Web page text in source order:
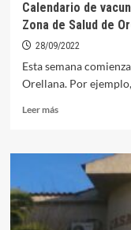
Calendario de
Zona de Salud de
28/09/2022
Esta semana
Orellana. Por
Leer másLeer
Calendario
vacunaciones
por